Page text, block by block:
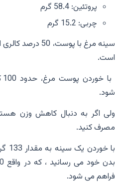
پروتئین: 58.4 گرم
چربی: 15.2 گرم
است.
شود.
ولی اگر به دنبال کاهش وزن
مصرف کنید.
فراهم می شود.